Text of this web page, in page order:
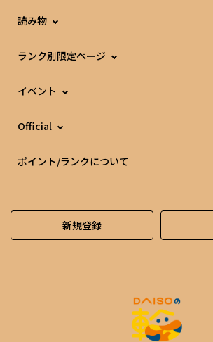
読み物
ランク別限定ページ
イベント
Official
ポイント/ランクについて
新規登録